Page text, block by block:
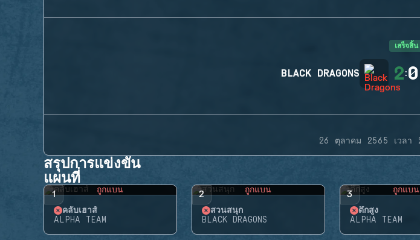
เสร็จสิ้น
BLACK DRAGONS 2:0
26 ตุลาคม 2565 เวลา
สรุปการแข่งขัน
แผนที่
1 ถูกแบน
คลับเฮาส์
ALPHA TEAM
2 ถูกแบน
สวนสนุก
BLACK DRAGONS
3 ถูกแบน
ตึกสูง
ALPHA TEAM